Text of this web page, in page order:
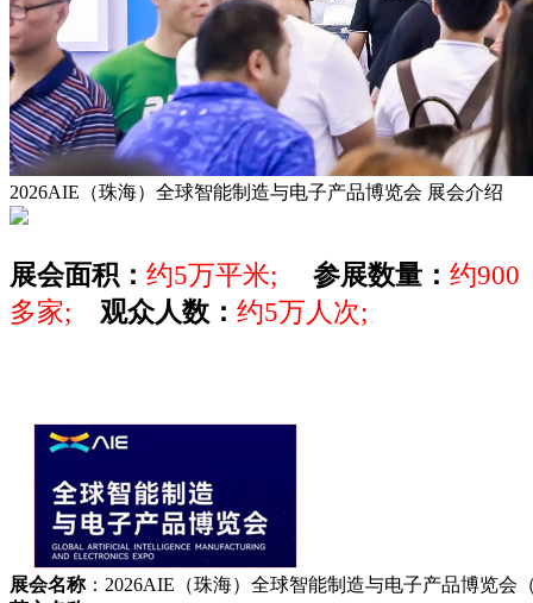
2026AIE（珠海）全球智能制造与电子产品博览会 展会介绍
展会面积： 约5万平米; 参展数量： 约900
多家; 观众人数： 约5万人次;
展会名称：2026AIE（珠海）全球智能制造与电子产品博览会